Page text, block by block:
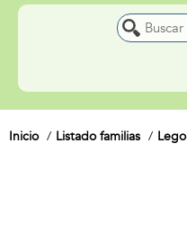
Inicio Listado familias Lego